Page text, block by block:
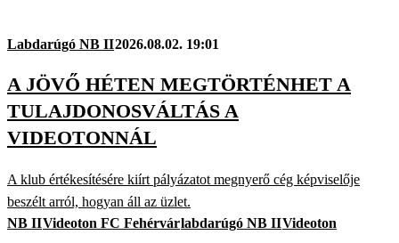
Labdarúgó NB II2026.08.02. 19:01
A JÖVŐ HÉTEN MEGTÖRTÉNHET A
TULAJDONOSVÁLTÁS A
VIDEOTONNÁL
A klub értékesítésére kiírt pályázatot megnyerő cég képviselője
beszélt arról, hogyan áll az üzlet.
NB IIVideoton FC Fehérvárlabdarúgó NB IIVideoton